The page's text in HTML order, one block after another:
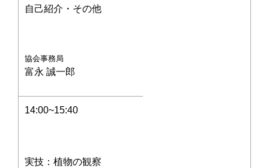
自己紹介・その他
協会事務局
富永 誠一郎
14:00~15:40
実技：植物の観察